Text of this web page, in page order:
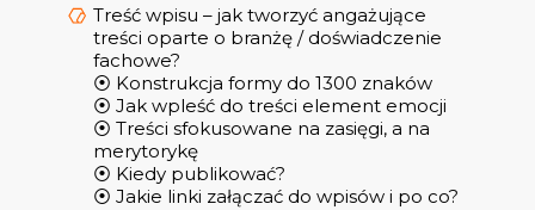
Treść wpisu – jak tworzyć angażujące
treści oparte o branżę / doświadczenie
fachowe?
⦿ Konstrukcja formy do 1300 znaków
⦿ Jak wpleść do treści element emocji
⦿ Treści sfokusowane na zasięgi, a na
merytorykę
⦿ Kiedy publikować?
⦿ Jakie linki załączać do wpisów i po co?